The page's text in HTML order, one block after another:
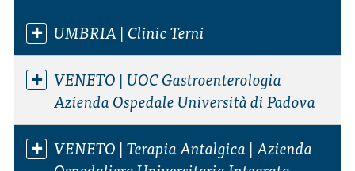
UMBRIA | Clinic Terni
VENETO | UOC Gastroenterologia
Azienda Ospedale Università di Padova
VENETO | Terapia Antalgica | Azienda